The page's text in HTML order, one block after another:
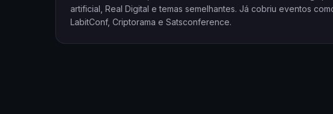
artificial, Real Digital e temas semelhantes. Já cobriu eventos
LabitConf, Criptorama e Satsconference.